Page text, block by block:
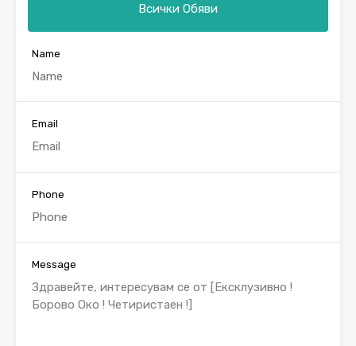
Всички Обяви
Name
Email
Phone
Message